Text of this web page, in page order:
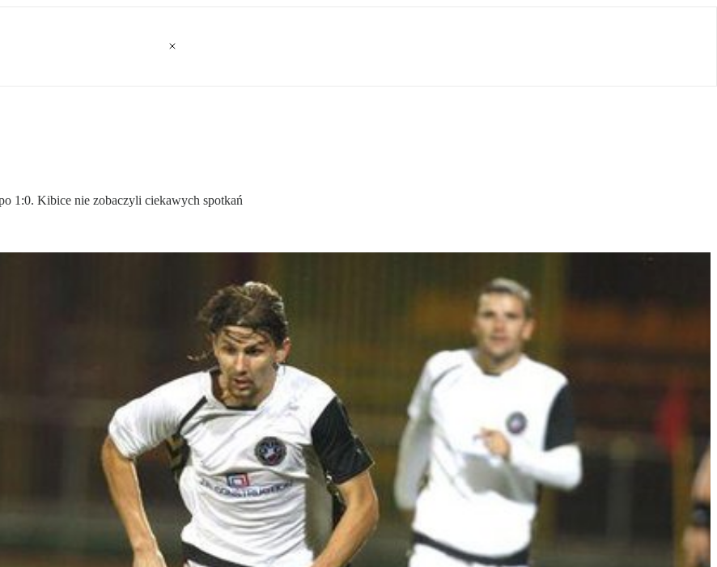
1:0. Kibice nie zobaczyli ciekawych spotkań